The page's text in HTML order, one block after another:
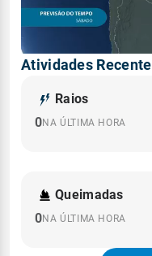
Atividades Recente
Raios
0NA ÚLTIMA HORA
Queimadas
0NA ÚLTIMA HORA